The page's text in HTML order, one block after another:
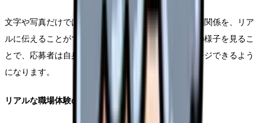
文字や写真だけでは伝えきれない職場の雰囲気や人間関係を、リア
ルに伝えることができます。実際の業務環境や職場の様子を見るこ
とで、応募者は自身とのマッチングを具体的にイメージできるよう
になります。
リアルな職場体験の提供